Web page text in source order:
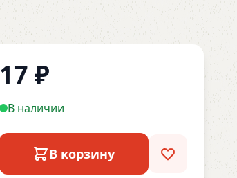
17 ₽
В наличии
В корзину